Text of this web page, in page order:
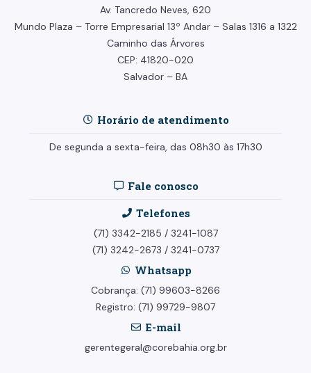
Av. Tancredo Neves, 620
Mundo Plaza – Torre Empresarial 13º Andar – Salas 1316 a 1322
Caminho das Árvores
CEP: 41820-020
Salvador – BA
Horário de atendimento
De segunda a sexta-feira, das 08h30 às 17h30
Fale conosco
Telefones
(71) 3342-2185 / 3241-1087
(71) 3242-2673 / 3241-0737
Whatsapp
Cobrança: (71) 99603-8266
Registro: (71) 99729-9807
E-mail
gerentegeral@corebahia.org.br